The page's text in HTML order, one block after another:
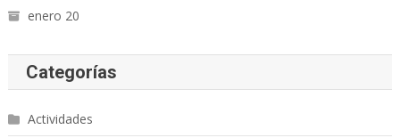
enero 20
Categorías
Actividades